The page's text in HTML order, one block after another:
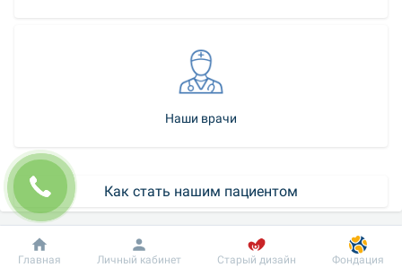
Наши врачи
Как стать нашим пациентом
Контакт-центр
Добробут Информация Пациенту
Главная Личный кабинет Старый дизайн Фондация